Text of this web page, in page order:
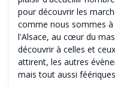
pour découvrir les
comme nous sommes
l'Alsace, au cœur du
découvrir à celles et
attirent, les autres
mais tout aussi